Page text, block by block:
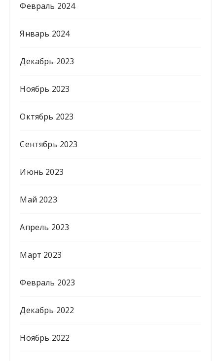
Февраль 2024
Январь 2024
Декабрь 2023
Ноябрь 2023
Октябрь 2023
Сентябрь 2023
Июнь 2023
Май 2023
Апрель 2023
Март 2023
Февраль 2023
Декабрь 2022
Ноябрь 2022